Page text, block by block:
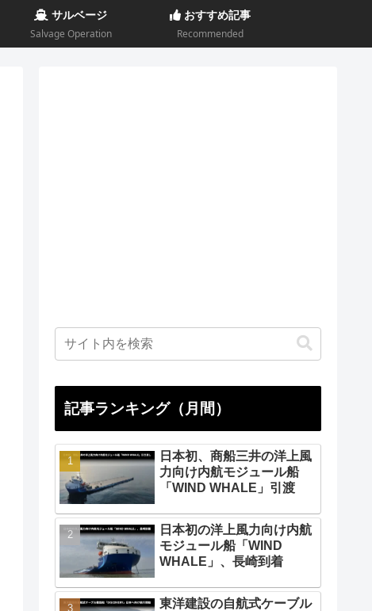
サルベージ
Salvage Operation
おすすめ記事
Recommended
記事ランキング（月間）
日本初、商船三井の洋上風
力向け内航モジュール船
「WIND WHALE」引渡
日本初の洋上風力向け内航
モジュール船「WIND
WHALE」、長崎到着
東洋建設の自航式ケーブル